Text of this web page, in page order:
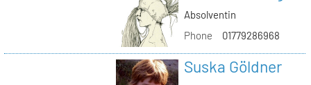
Absolventin
Phone
01779286968
Suska Göldner